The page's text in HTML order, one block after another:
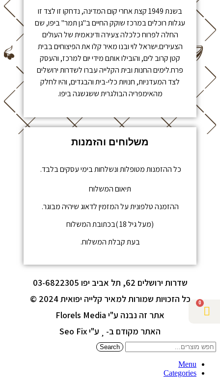
0
בשנת 1949 קצת אחרי קום המדינה, נדחקו זו לצד זו
עגלות רוכלים במרכז שוקק החיים ב"גן תמר" ביפו, שם
החלה לפרוח כלכלה צעירה ודינאמית של העולים
הצעירים.ישראל לוי ובנו מאיר קלו את הפיצוחים בבית
קטן קרוב לים, והובילו אותם מידי יום למרכז, והעסק
פרח.לימים החנות ובית הקלייה עברו לשדרות ירושלים
לצד המעדניות, חנויות כלי-בית והבגדים, והיו לחלק
מהאימפריה הבולגרית ששגשגה ביפו.
משלוחים והזמנות
כל ההזמנות מטופלות ונשלחות בימי עסקים בלבד.
תיאום המשלוח
ההזמנה טלפונית על המזמין לדאוג שיהיה מבוגר.
(מעל גיל 18 )בכתובת המשלוח
בעת קבלת המשלוח.
שדרות ירושלים 62, תל אביב יפו 03-6822305
כל הזכויות שמורות למאיר קלייה יפואית 2024 ©
אתר זה נבנה ע"י Florels Media
האתר מקודם ב-
ע"י Seo Fix
Search
Menu
Categories